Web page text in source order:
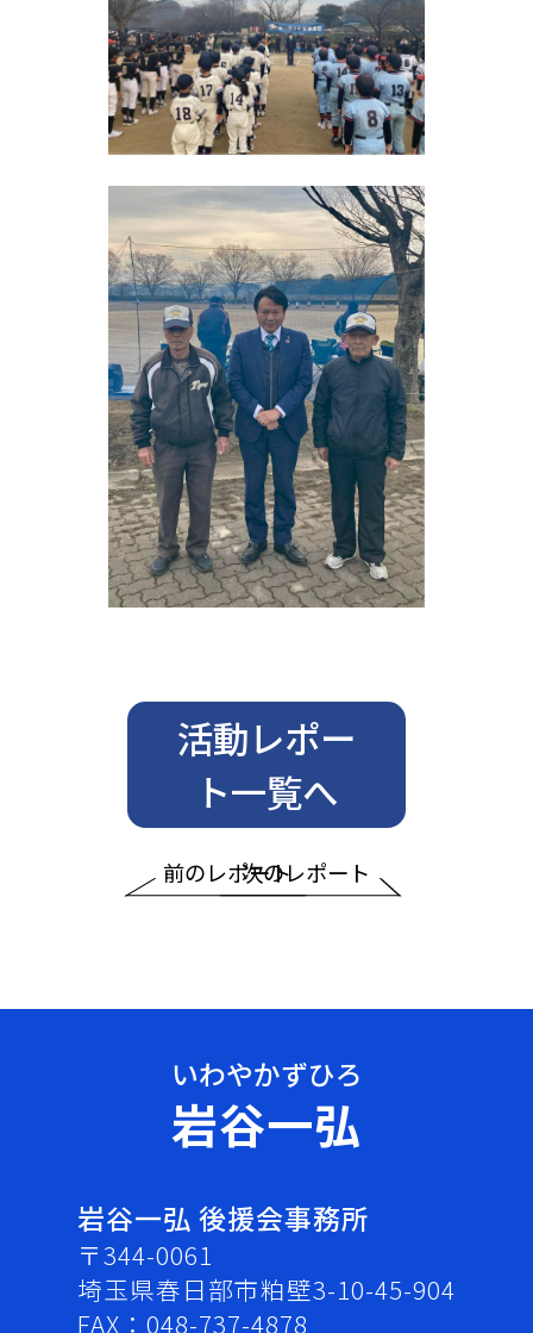
前のレポート
活動レポー
ト一覧へ
次のレポート
岩谷一弘
岩谷一弘 後援会事務所
〒344-0061
埼玉県春日部市粕壁3-10-45-904
FAX：048-737-4878